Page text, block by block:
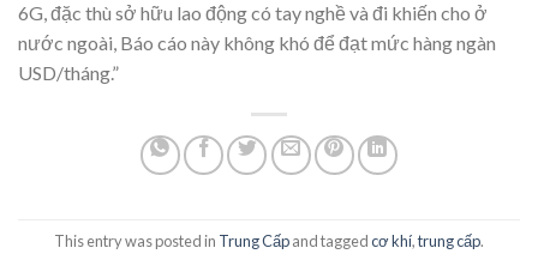
6G, đặc thù sở hữu lao động có tay nghề và đi khiến cho ở
nước ngoài, Báo cáo này không khó để đạt mức hàng ngàn
USD/tháng.”
This entry was posted in Trung Cấpand taggedcơ khí,trung cấp.